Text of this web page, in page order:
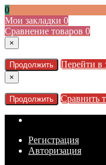
0
Мои закладки 0
Сравнение товаров 0
×
Продолжить Перейти в
×
Продолжить Сравнить
Регистрация
Авторизация